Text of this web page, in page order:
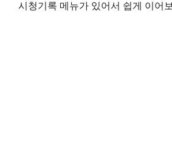
시청기록 메뉴가 있어서 쉽게 이어